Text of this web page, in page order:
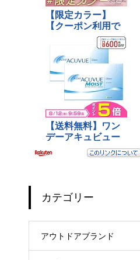
カテゴリー
アウトドアブランド